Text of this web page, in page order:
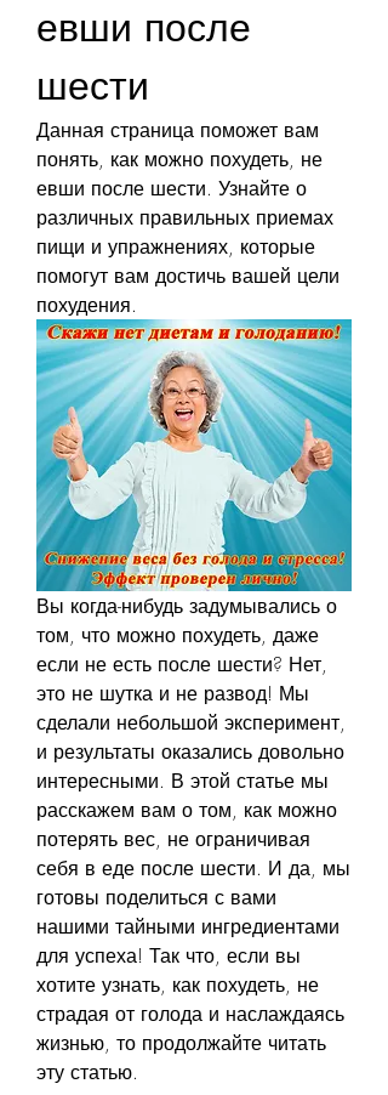
евши после
шести
Данная страница поможет вам
понять, как можно похудеть, не
евши после шести. Узнайте о
различных правильных приемах
пищи и упражнениях, которые
помогут вам достичь вашей цели
похудения.
Вы когда-нибудь задумывались о
том, что можно похудеть, даже
если не есть после шести? Нет,
это не шутка и не развод! Мы
сделали небольшой эксперимент,
и результаты оказались довольно
интересными. В этой статье мы
расскажем вам о том, как можно
потерять вес, не ограничивая
себя в еде после шести. И да, мы
готовы поделиться с вами
нашими тайными ингредиентами
для успеха! Так что, если вы
хотите узнать, как похудеть, не
страдая от голода и наслаждаясь
жизнью, то продолжайте читать
эту статью.